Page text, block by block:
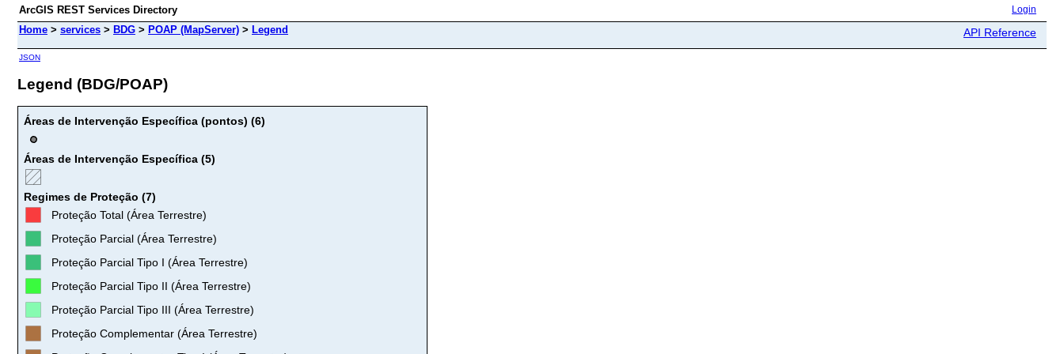
ArcGIS REST Services Directory Login
Home > services > BDG > POAP (MapServer) > Legend API Reference
JSON
Legend (BDG/POAP)
Áreas de Intervenção Específica (pontos) (6)
Áreas de Intervenção Específica (5)
Regimes de Proteção (7)
Proteção Total (Área Terrestre)
Proteção Parcial (Área Terrestre)
Proteção Parcial Tipo I (Área Terrestre)
Proteção Parcial Tipo II (Área Terrestre)
Proteção Parcial Tipo III (Área Terrestre)
Proteção Complementar (Área Terrestre)